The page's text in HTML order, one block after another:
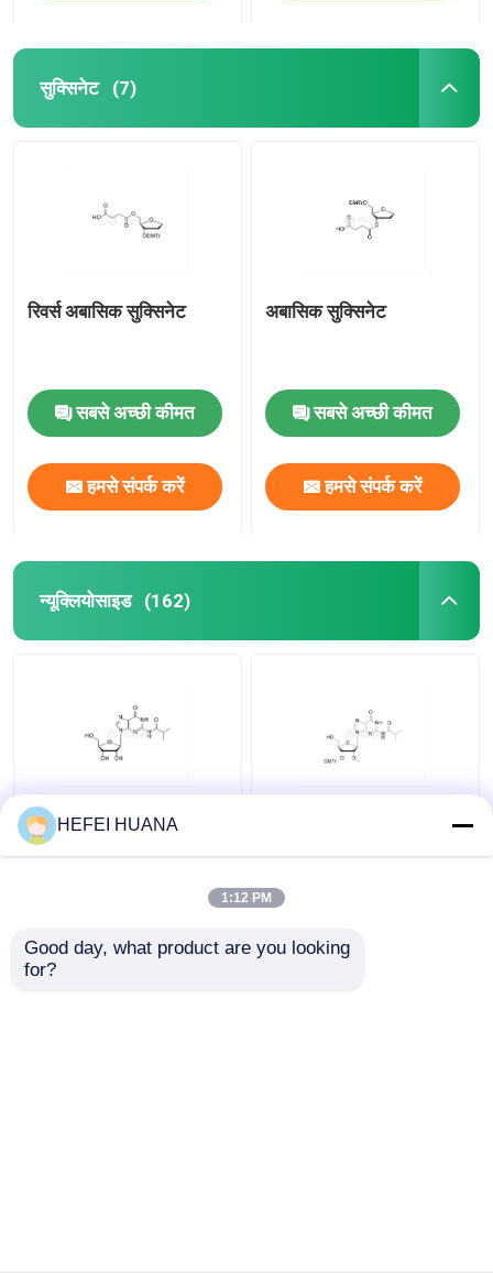
सुक्सिनेट (7)
रिवर्स अबासिक सुक्सिनेट
सबसे अच्छी कीमत
हमसे संपर्क करें
अबासिक सुक्सिनेट
सबसे अच्छी कीमत
हमसे संपर्क करें
न्यूक्लियोसाइड (162)
आरजी(आईबीयू)
3'-O-DMTr-2'-O-Me-rG
HEFEI HUANA
1:12 PM
Good day, what product are you looking
for?